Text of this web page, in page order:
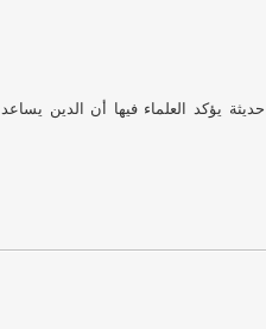
يؤكد العلماء فيها أن الدين يساعد